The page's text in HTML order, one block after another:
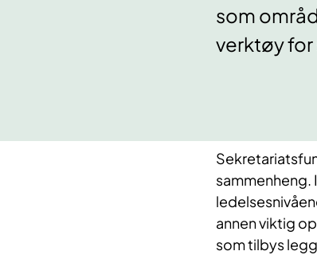
som
verktøy for
sammenheng.
annen viktig
som tilbys